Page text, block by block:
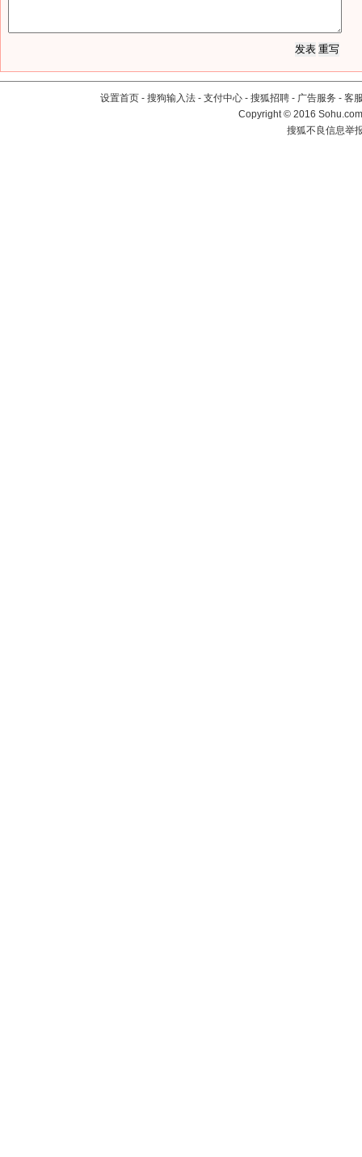
设置首页 - 搜狗输入法 - 支付中心 - 搜狐招聘 - 广告服务 - 客
Copyright©2016
搜狐不良信息举